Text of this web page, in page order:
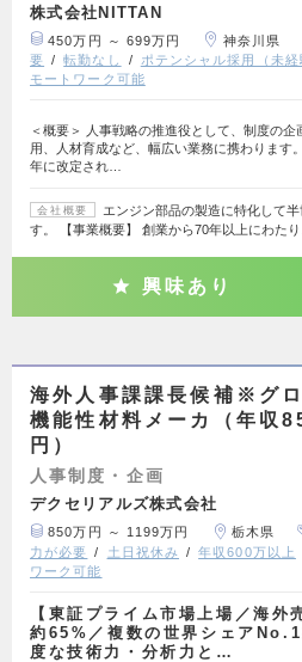
株式会社NITTAN
450万円 ～ 699万円 神奈川県
要
転勤なし ポテンシャル採用（未経
モートワーク可能
＜概要＞ 人事戦略の推進役として、制度の企
用、人材育成など、幅広い業務に携わります
年に改定され…
会社概要
エンジン部品の製造に特化して
す。 【事業概要】 創業から70年以上にわた
興味あり
海外人事課課長候補※グ
機能性材料メーカ（年収
円）
人事制度・企画
デクセリアルズ株式会社
850万円 ～ 1199万円 栃木県
力が必要
土日祝休み 年収600万以上
ワーク可能
【東証プライム市場上場／海外
約65%／複数の世界シェアNo.1
度な技術力・分析力と…